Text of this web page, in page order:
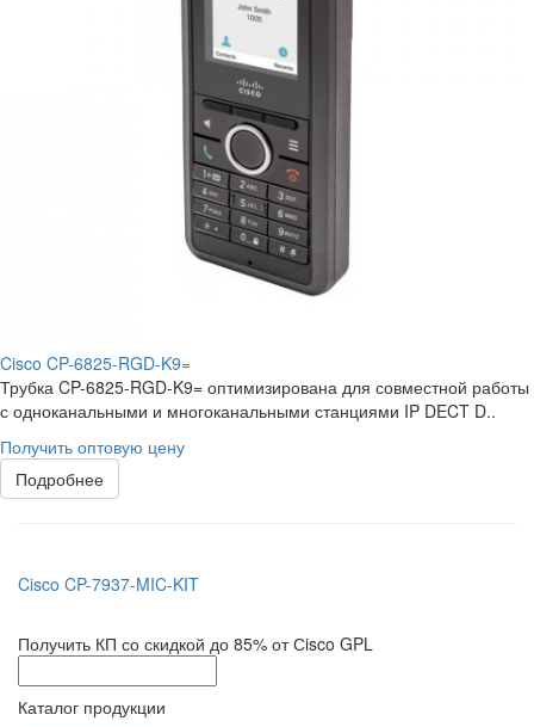
Cisco CP-6825-RGD-K9=
Трубка CP-6825-RGD-K9= оптимизирована для совместной работы
с одноканальными и многоканальными станциями IP DECT D..
Получить оптовую цену
Подробнее
Cisco CP-7937-MIC-KIT
Получить КП со скидкой до 85% от Сisco GPL
Каталог продукции